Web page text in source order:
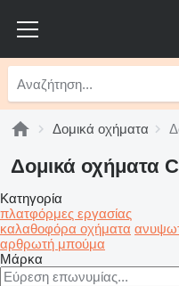
Δομικά οχήματα
Δομικά οχήματα
Κατηγορία
πλατφόρμες εργασίας
καλαθοφόρα οχήματα
αρθρωτή μπούμα
Μάρκα